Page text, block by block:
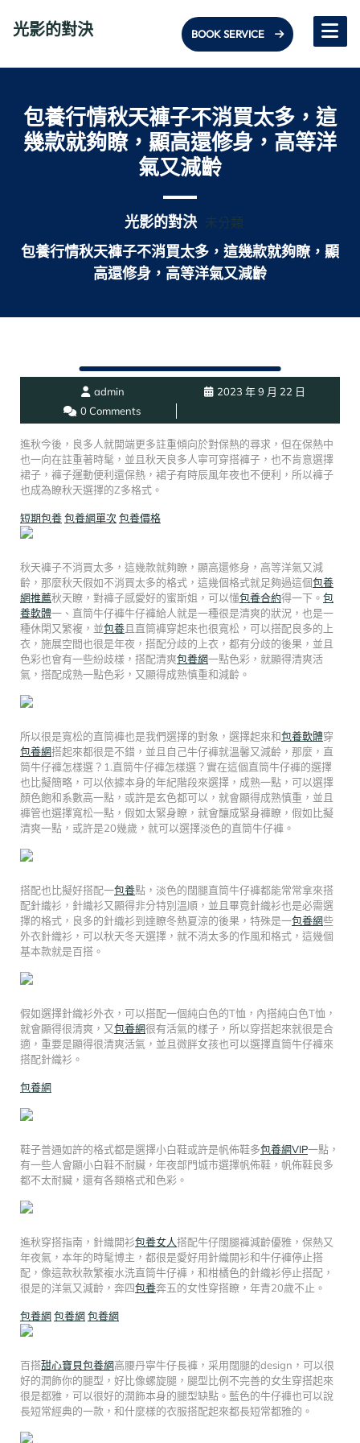
光影的對決 BOOK SERVICE
包養行情秋天褲子不消買太多，這
幾款就夠瞭，顯高還修身，高等洋
氣又減齡
光影的對決 未分類
包養行情秋天褲子不消買太多，這幾款就夠瞭，顯
高還修身，高等洋氣又減齡
admin
2023 年 9 月 22 日
0 Comments
進秋今後，良多人就開端更多註重傾向於對保熱的尋求，但在保熱中
也一向在註重著時髦，並且秋天良多人寧可穿搭褲子，也不肯意選擇
裙子，褲子運動便利還保熱，裙子有時辰風年夜也不便利，所以褲子
也成為瞭秋天選擇的Z多格式。
短期包養包養網單次 包養價格
秋天褲子不消買太多，這幾款就夠瞭，顯高還修身，高等洋氣又減
齡，那麼秋天假如不消買太多的格式，這幾個格式就足夠過這個包養
網推薦秋天瞭，對褲子感愛好的蜜斯姐，可以懂包養合約得一下。 包
養軟體一、直筒牛仔褲牛仔褲給人就是一種很是清爽的狀況，也是一
種休閑又繁複，並包養且直筒褲穿起來也很寬松，可以搭配良多的上
衣，施展空間也很是年夜，搭配分歧的上衣，都有分歧的後果，並且
色彩也會有一些紛歧樣，搭配清爽包養網一點色彩，就顯得清爽活
氣，搭配成熟一點色彩，又顯得成熟慎重和減齡。
所以很是寬松的直筒褲也是我們選擇的對象，選擇起來和包養軟體穿
包養網搭起來都很是不錯，並且自己牛仔褲就溫馨又減齡，那麼，直
筒牛仔褲怎樣選？1.直筒牛仔褲怎樣選？實在這個直筒牛仔褲的選擇
也比擬簡略，可以依據本身的年紀階段來選擇，成熟一點，可以選擇
顏色飽和系數高一點，或許是玄色都可以，就會顯得成熟慎重，並且
褲管也選擇寬松一點，假如太緊身瞭，就會釀成緊身褲瞭，假如比擬
清爽一點，或許是20幾歲，就可以選擇淡色的直筒牛仔褲。
搭配也比擬好搭配一包養點，淡色的闊腿直筒牛仔褲都能常常拿來搭
配針織衫，針織衫又顯得非分特別溫順，並且畢竟針織衫也是必需選
擇的格式，良多的針織衫到達瞭冬熱夏涼的後果，特殊是一包養網些
外衣針織衫，可以秋天冬天選擇，就不消太多的作風和格式，這幾個
基本款就是百搭。
假如選擇針織衫外衣，可以搭配一個純白色的T恤，內搭純白色T恤，
就會顯得很清爽，又包養網很有活氣的樣子，所以穿搭起來就很是合
適，重要是顯得很清爽活氣，並且微胖女孩也可以選擇直筒牛仔褲來
搭配針織衫。
包養網
鞋子普通如許的格式都是選擇小白鞋或許是帆佈鞋多包養網VIP一點，
有一些人會顯小白鞋不耐臟，年夜部門城市選擇帆佈鞋，帆佈鞋良多
都不太耐臟，還有各類格式和色彩。
進秋穿搭指南，針織開衫包養女人搭配牛仔闊腿褲減齡優雅，保熱又
年夜氣，本年的時髦博主，都很是愛好用針織開衫和牛仔褲停止搭
配，像這款秋款繁複水洗直筒牛仔褲，和柑橘色的針織衫停止搭配，
很是的洋氣又減齡，奔四包養奔五的女性穿搭瞭，年青20歲不止。
包養網包養網包養網
百搭甜心寶貝包養網高腰丹寧牛仔長褲，采用闊腿的design，可以很
好的潤飾你的腿型，好比像螺旋腿，腿型比例不完善的女生穿搭起來
很是都雅，可以很好的潤飾本身的腿型缺點。藍色的牛仔褲也可以說
長短常經典的一款，和什麼樣的衣服搭配起來都長短常都雅的。